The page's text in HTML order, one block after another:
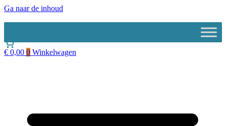
Ga naar de inhoud
€ 0,00 0 Winkelwagen